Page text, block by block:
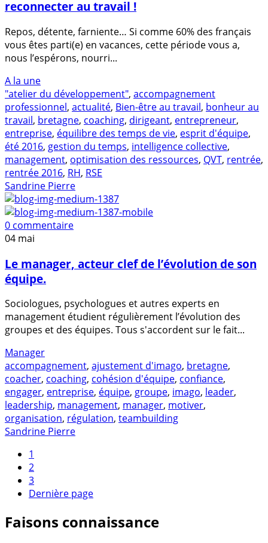
reconnecter au travail !
Repos, détente, farniente… Si comme 60% des français
vous êtes parti(e) en vacances, cette période vous a,
nous l’espérons, nourri...
A la une
"atelier du développement", accompagnement
professionnel, actualité, Bien-être au travail, bonheur au
travail, bretagne, coaching, dirigeant, entrepreneur,
entreprise, équilibre des temps de vie, esprit d'équipe,
été 2016, gestion du temps, intelligence collective,
management, optimisation des ressources, QVT, rentrée,
rentrée 2016, RH, RSE
Sandrine Pierre
0 commentaire
04 mai
Le manager, acteur clef de l’évolution de son
équipe.
Sociologues, psychologues et autres experts en
management étudient régulièrement l’évolution des
groupes et des équipes. Tous s'accordent sur le fait...
Manager
accompagnement, ajustement d'imago, bretagne,
coacher, coaching, cohésion d'équipe, confiance,
engager, entreprise, équipe, groupe, imago, leader,
leadership, management, manager, motiver,
organisation, régulation, teambuilding
Sandrine Pierre
1
2
3
Dernière page
Faisons connaissance